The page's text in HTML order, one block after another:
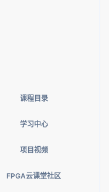
课程目录
学习中心
项目视频
FPGA云课堂社区